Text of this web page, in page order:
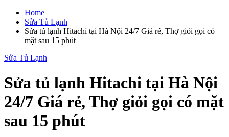
Home
Sửa Tủ Lạnh
Sửa tủ lạnh Hitachi tại Hà Nội 24/7 Giá rẻ, Thợ giỏi gọi có
mặt sau 15 phút
Sửa Tủ Lạnh
Sửa tủ lạnh Hitachi tại Hà Nội
24/7 Giá rẻ, Thợ giỏi gọi có mặt
sau 15 phút